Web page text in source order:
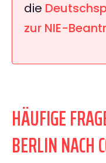
die
zur NIE-
HÄUFIGE
BERLIN NACH